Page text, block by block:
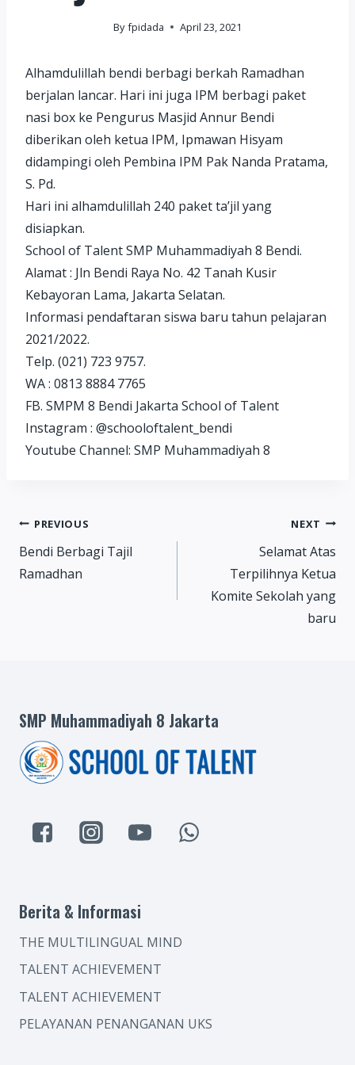
Byfpidada April 23, 2021
Alhamdulillah bendi berbagi berkah Ramadhan
berjalan lancar. Hari ini juga IPM berbagi paket
nasi box ke Pengurus Masjid Annur Bendi
diberikan oleh ketua IPM, Ipmawan Hisyam
didampingi oleh Pembina IPM Pak Nanda Pratama,
S. Pd.
Hari ini alhamdulillah 240 paket ta’jil yang
disiapkan.
School of Talent SMP Muhammadiyah 8 Bendi.
Alamat : Jln Bendi Raya No. 42 Tanah Kusir
Kebayoran Lama, Jakarta Selatan.
Informasi pendaftaran siswa baru tahun pelajaran
2021/2022.
Telp. (021) 723 9757.
WA : 0813 8884 7765
FB. SMPM 8 Bendi Jakarta School of Talent
Instagram : @schooloftalent_bendi
Youtube Channel: SMP Muhammadiyah 8
Post
navigation
PREVIOUS
Bendi Berbagi Tajil
Ramadhan
NEXT
Selamat Atas
Terpilihnya Ketua
Komite Sekolah yang
baru
SMP Muhammadiyah 8 Jakarta
Berita & Informasi
THE MULTILINGUAL MIND
TALENT ACHIEVEMENT
TALENT ACHIEVEMENT
PELAYANAN PENANGANAN UKS